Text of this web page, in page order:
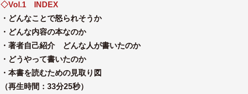
◇Vol.1 INDEX
・どんなことで怒られそうか
・どんな内容の本なのか
・著者自己紹介 どんな人が書いたのか
・どうやって書いたのか
・本書を読むための見取り図
（再生時間：33分25秒）